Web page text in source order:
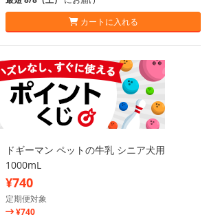
カートに入れる
ドギーマン ペットの牛乳 シニア犬用
1000mL
¥740
定期便対象
¥740